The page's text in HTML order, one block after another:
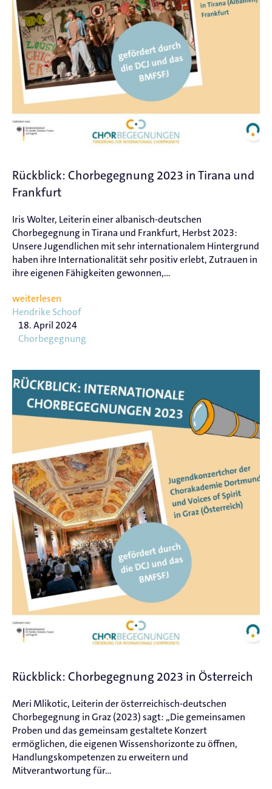
Rückblick: Chorbegegnung 2023 in Tirana und
Frankfurt
Iris Wolter, Leiterin einer albanisch-deutschen
Chorbegegnung in Tirana und Frankfurt, Herbst 2023:
Unsere Jugendlichen mit sehr internationalem Hintergrund
haben ihre Internationalität sehr positiv erlebt, Zutrauen in
ihre eigenen Fähigkeiten gewonnen,...
weiterlesen
Hendrike Schoof
18. April 2024
Chorbegegnung
Rückblick: Chorbegegnung 2023 in Österreich
Meri Mlikotic, Leiterin der österreichisch-deutschen
Chorbegegnung in Graz (2023) sagt: „Die gemeinsamen
Proben und das gemeinsam gestaltete Konzert
ermöglichen, die eigenen Wissenshorizonte zu öffnen,
Handlungskompetenzen zu erweitern und
Mitverantwortung für...